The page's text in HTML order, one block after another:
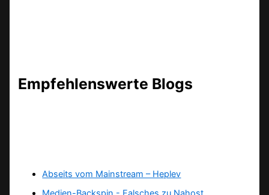
Empfehlenswerte Blogs
Abseits vom Mainstream – Heplev